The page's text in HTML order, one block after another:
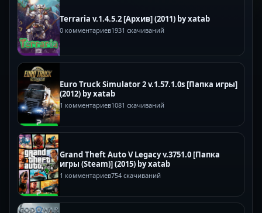
Terraria v.1.4.5.2 [Архив] (2011) by xatab
0 комментариев1931 скачиваний
Euro Truck Simulator 2 v.1.57.1.0s [Папка игры]
(2012) by xatab
1 комментариев1081 скачиваний
Grand Theft Auto V Legacy v.3751.0 [Папка
игры (Steam)] (2015) by xatab
1 комментариев754 скачиваний